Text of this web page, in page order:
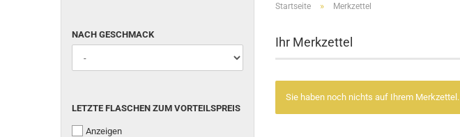
Startseite » Merkzettel
Ihr Merkzettel
Sie haben noch nichts auf Ihrem Merkzettel.
NACH GESCHMACK
LETZTE FLASCHEN ZUM VORTEILSPREIS
Anzeigen